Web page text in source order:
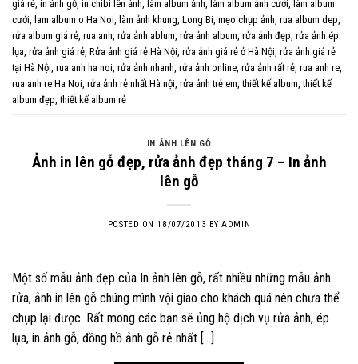
giá rẻ in ảnh gỗ in chibi lên ảnh làm album ảnh làm album ảnh cưới
làm album
cưới lam album o Ha Noi làm ảnh khung Long Bi mẹo chụp ảnh rua album dep
rửa album giá rẻ rua anh rửa ảnh ablum rửa ảnh album rửa ảnh đẹp rửa ảnh ép
lụa rửa ảnh giá rẻ Rửa ảnh giá rẻ Hà Nội rửa ảnh giá rẻ ở Hà Nội rửa ảnh giá rẻ
tại Hà Nội rua anh ha noi rửa ảnh nhanh rửa ảnh online rửa ảnh rất rẻ rua anh re
rua anh re Ha Noi rửa ảnh rẻ nhất Hà nội rửa ảnh trẻ em ,thiết kế album ,thiết kế
album đẹp ,thiết kế album rẻ
IN ẢNH LÊN GỖ
Ảnh in lên gỗ đẹp, rửa ảnh đẹp tháng 7 – In ảnh
lên gỗ
POSTED ON 18/07/2013 BYADMIN
Một số mẫu ảnh đẹp của In ảnh lên gỗ, rất nhiều những mẫu ảnh
rửa, ảnh in lên gỗ chúng mình vội giao cho khách quá nên chưa thể
chụp lại được. Rất mong các bạn sẽ ủng hộ dịch vụ rửa ảnh, ép
lụa, in ảnh gỗ, đồng hồ ảnh gỗ rẻ nhất […]